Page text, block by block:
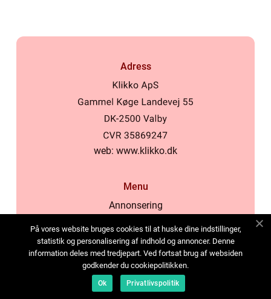
Adress
web: www.klikko.dk
Menu
Annonsering
Cookies
Kontakta oss
Sitemap
På vores website bruges cookies til at huske dine indstillinger,
statistik og personalisering af indhold og annoncer. Denne
information deles med tredjepart. Ved fortsat brug af websiden
godkender du cookiepolitikken.
Ok Privatlivspolitik